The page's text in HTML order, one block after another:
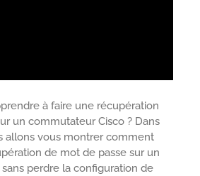
à faire une récupération
un commutateur Cisco ? Dans
allons vous montrer comment
de mot de passe sur un
perdre la configuration de